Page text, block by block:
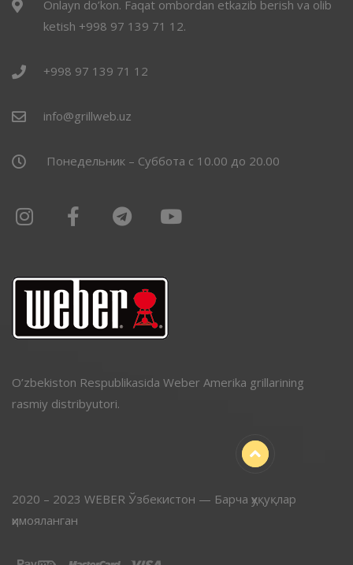
Onlayn do’kon. Faqat ombordan etkazib berish va olib
ketish +998 97 139 71 12.
+998 97 139 71 12
info@grillweb.uz
Понедельник – Суббота с 10.00 до 20.00
O’zbekiston Respublikasida Weber Amerika grillarining
rasmiy distribyutori.
2020 – 2023 WEBER Ўзбекистон — Барча ҳуқуқлар
ҳимояланган